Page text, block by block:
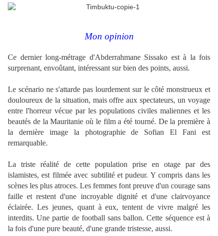
Mon opinion
Ce dernier long-métrage d'Abderrahmane Sissako est à la fois
surprenant, envoûtant, intéressant sur bien des points, aussi.
Le scénario ne s'attarde pas lourdement sur le côté monstrueux et
douloureux de la situation, mais offre aux spectateurs, un voyage
entre l'horreur vécue par les populations civiles maliennes et les
beautés de la Mauritanie où le film a été tourné. De la première à
la dernière image la photographie de Sofian El Fani est
remarquable.
La triste réalité de cette population prise en otage par des
islamistes, est filmée avec subtilité et pudeur. Y compris dans les
scènes les plus atroces. Les femmes font preuve d'un courage sans
faille et restent d'une incroyable dignité et d'une clairvoyance
éclairée. Les jeunes, quant à eux, tentent de vivre malgré les
interdits. Une partie de football sans ballon. Cette séquence est à
la fois d'une pure beauté, d'une grande tristesse, aussi.